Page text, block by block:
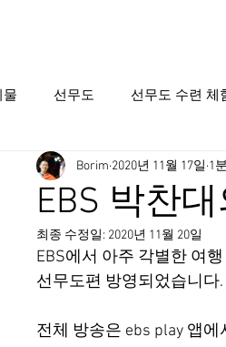
물 선무도 선무도 수련 체
무도총본산골굴사 시명상
EBS 박찬
Borim 2020년 11월 17일 1
최종 수정일: 2020년 11월 20일
EBS에서 아주 각별한 여
선무도편 방영되었습니다.
전체 방송은 ebs play 앱